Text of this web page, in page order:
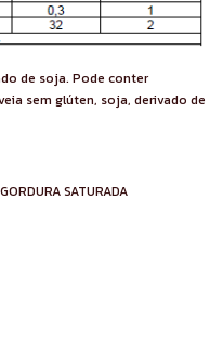
de soja. Pode conter
sem glúten, soja, derivado de
SATURADA